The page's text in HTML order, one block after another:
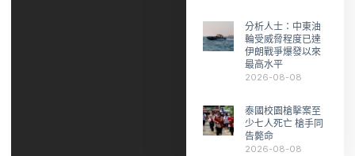
分析人士：中東油
輪受威脅程度已達
伊朗戰爭爆發以來
最高水平
2026-08-08
泰國校園槍擊案至
少七人死亡 槍手同
告斃命
2026-08-08